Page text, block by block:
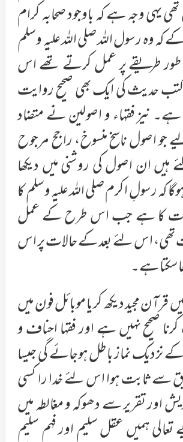
یہی وجہ ہے کہ باوجود صحابہ کرام
وہ رسول اللہ صلی اللہ علیہ وسلم
طریقے پر عمل کرتے تھے اس
کتب حدیث کی ایک بھی صحیح روایت
ہے۔ نیز فقہاء و اصولین نے متضاد
اصول ناسخ منسوخ، راجح مرجوح
ہیں ان اصول کی روشنی میں دیکھا
کہ رسولِ اکرم صلی اللہ علیہ وسلم کا
کا ہے جب اس طرح کے عمل
اس لئے بعد کے حالات پر اس
ہے۔
قرآن مجید دیکھ کر یا موبائل فون میں
صحیح نہیں ہے اور فقہا احناف و
کے نزدیک نماز باطل ہوجائے گی جیسا
سے ثابت ہوا اس لئے خدا را کسی
اور تقریر سے دھوکہ و مغالطہ میں
ہمیں عقل سلیم اور فہم سلیم